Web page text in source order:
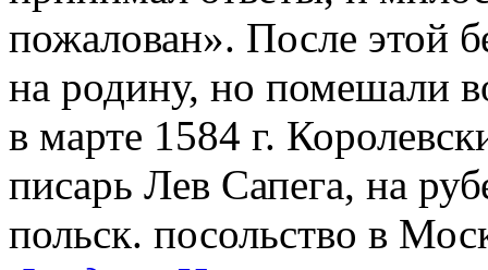
пожалован». После этой
на родину, но помешали
в марте 1584 г.
писарь Лев Сапега, на
польск. посольство в